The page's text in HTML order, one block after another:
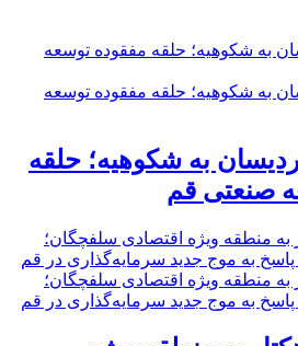
به شکوهیه؛ حلقه
صنعتی قم